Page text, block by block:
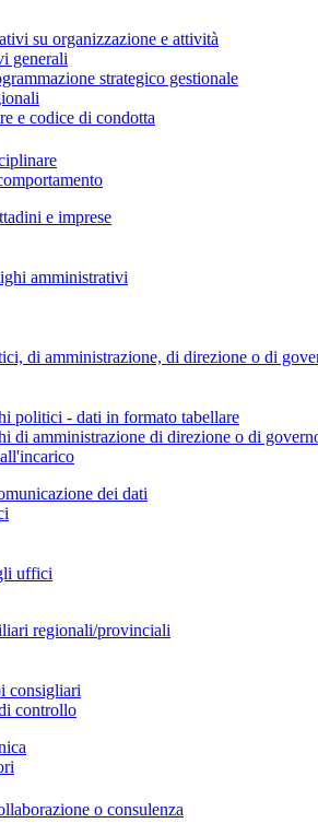
su organizzazione e attività
generali
strategico gestionale
e codice di condotta
e imprese
amministrativi
di amministrazione, di direzione o di
politici - dati in formato tabellare
di amministrazione di direzione o di
dei dati
uffici
regionali/provinciali
consigliari
controllo
o consulenza